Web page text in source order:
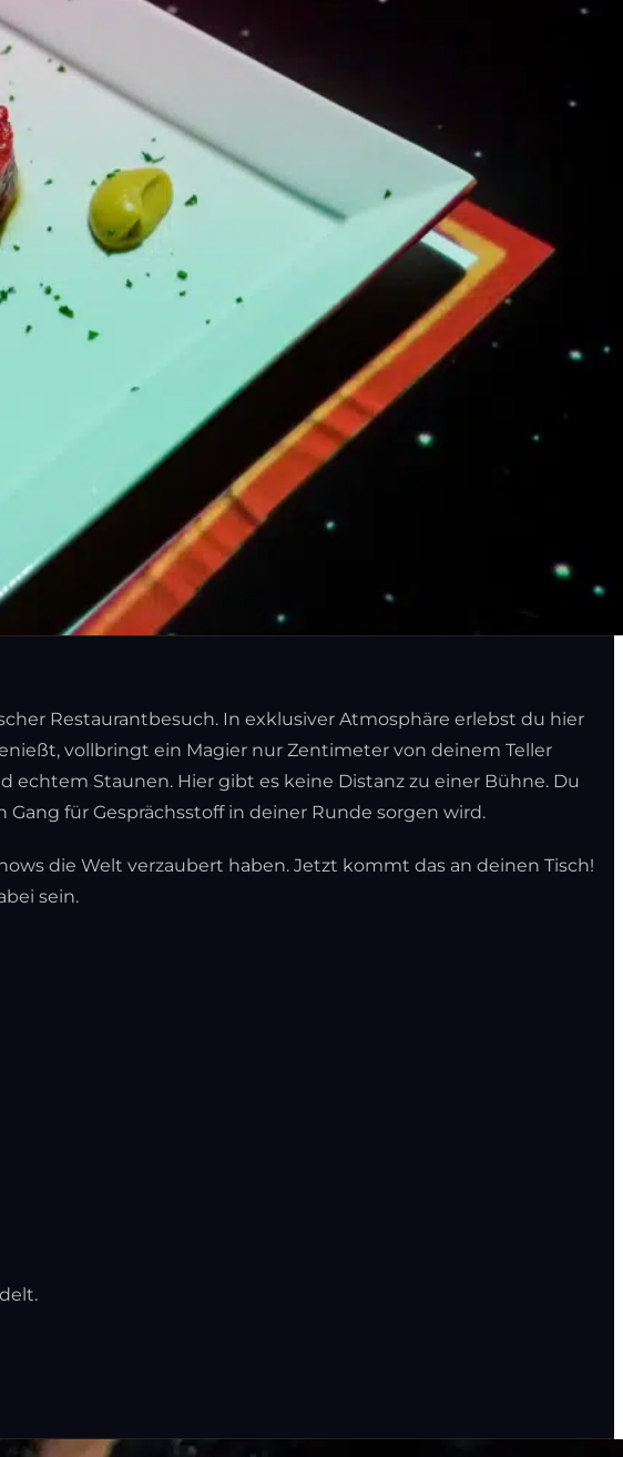
Restaurantbesuch. In exklusiver Atmosphäre erlebst du hier
vollbringt ein Magier nur Zentimeter von deinem Teller
Staunen. Hier gibt es keine Distanz zu einer Bühne. Du
für Gesprächsstoff in deiner Runde sorgen wird.
die Welt verzaubert haben. Jetzt kommt das an deinen Tisch!
sein.